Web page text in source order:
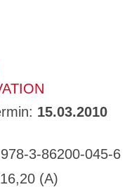
15.03.2010
3-86200-045-6
(A)